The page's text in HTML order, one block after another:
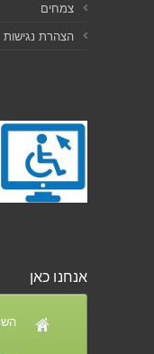
צמחים
הצהרת נגישות
אנחנו כאן
השרף 6,